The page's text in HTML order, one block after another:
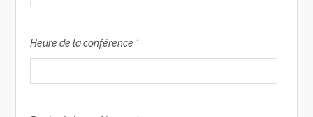
Heure de la conférence *